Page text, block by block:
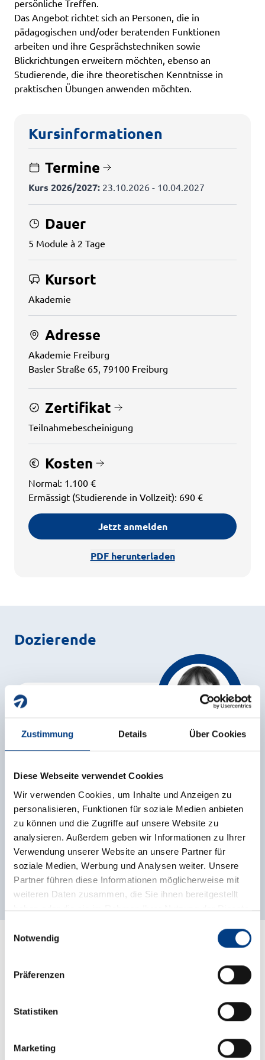
Zustimmung Details Über Cookies
Diese Webseite verwendet Cookies
Wir verwenden Cookies, um Inhalte und Anzeigen zu
personalisieren, Funktionen für soziale Medien anbieten
zu können und die Zugriffe auf unsere Website zu
analysieren. Außerdem geben wir Informationen zu Ihrer
Verwendung unserer Website an unsere Partner für
soziale Medien, Werbung und Analysen weiter. Unsere
Partner führen diese Informationen möglicherweise mit
weiteren Daten zusammen, die Sie ihnen bereitgestellt
haben oder die sie im Rahmen Ihrer Nutzung der Dienste
Notwendig
Präferenzen
Statistiken
Marketing
persönliche Treffen.
Das Angebot richtet sich an Personen, die in
pädagogischen und/oder beratenden Funktionen
arbeiten und ihre Gesprächstechniken sowie
Blickrichtungen erweitern möchten, ebenso an
Studierende, die ihre theoretischen Kenntnisse in
praktischen Übungen anwenden möchten.
Kursinformationen
Termine
Kurs 2026/2027: 23.10.2026 - 10.04.2027
Dauer
5 Module à 2 Tage
Kursort
Akademie
Adresse
Akademie Freiburg
Basler Straße 65, 79100 Freiburg
Zertifikat
Teilnahmebescheinigung
Kosten
Normal: 1.100 €
Ermässigt (Studierende in Vollzeit): 690 €
Jetzt anmelden
PDF herunterladen
Dozierende
Dipl. Pädagogin Anne
Erziehungswissenschaftlerin, Systemische
Familientherapeutin, Supervisorin (SG)
Mehr anzeigen
Modul 3